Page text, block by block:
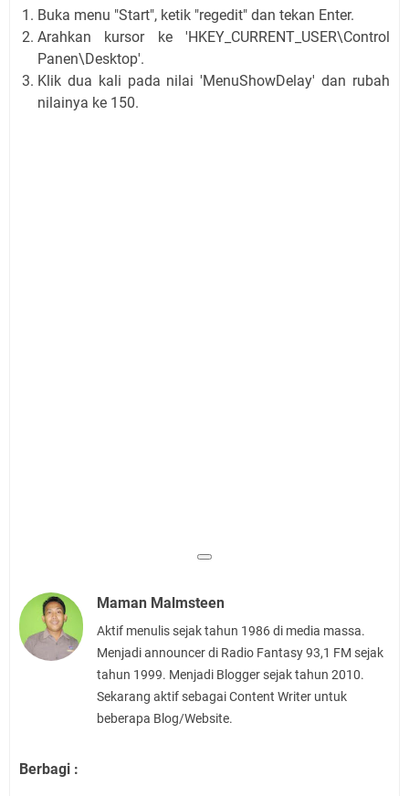
Buka menu "Start", ketik "regedit" dan tekan Enter.
Arahkan kursor ke 'HKEY_CURRENT_USER\Control
Panen\Desktop'.
Klik dua kali pada nilai 'MenuShowDelay' dan rubah
nilainya ke 150.
Maman Malmsteen
Aktif menulis sejak tahun 1986 di media massa.
Menjadi announcer di Radio Fantasy 93,1 FM sejak
tahun 1999. Menjadi Blogger sejak tahun 2010.
Sekarang aktif sebagai Content Writer untuk
beberapa Blog/Website.
Berbagi :